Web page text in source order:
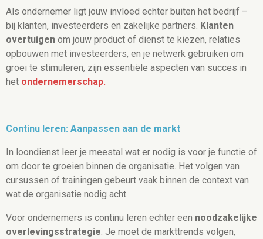
Als ondernemer ligt jouw invloed echter buiten het bedrijf –
bij klanten, investeerders en zakelijke partners. Klanten
overtuigen om jouw product of dienst te kiezen, relaties
opbouwen met investeerders, en je netwerk gebruiken om
groei te stimuleren, zijn essentiële aspecten van succes in
het ondernemerschap.
Continu leren: Aanpassen aan de markt
In loondienst leer je meestal wat er nodig is voor je functie of
om door te groeien binnen de organisatie. Het volgen van
cursussen of trainingen gebeurt vaak binnen de context van
wat de organisatie nodig acht.
Voor ondernemers is continu leren echter een noodzakelijke
overlevingsstrategie . Je moet de markttrends volgen,